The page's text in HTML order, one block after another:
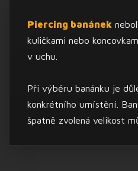
Piercing banánek
kuličkami nebo
v uchu.
Při výběru banánku je
konkrétního umístění.
špatně zvolená velikost